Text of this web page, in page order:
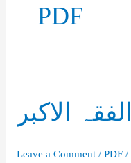
PDF
الاکبر
Leave a Comment / PDF/